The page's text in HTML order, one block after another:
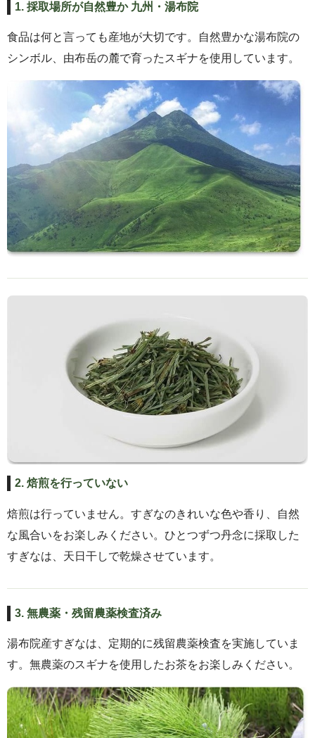
1. 採取場所が自然豊か 九州・湯布院
食品は何と言っても産地が大切です。自然豊かな湯布院の
シンボル、由布岳の麓で育ったスギナを使用しています。
2. 焙煎を行っていない
焙煎は行っていません。すぎなのきれいな色や香り、自然
な風合いをお楽しみください。ひとつずつ丹念に採取した
すぎなは、天日干しで乾燥させています。
3. 無農薬・残留農薬検査済み
湯布院産すぎなは、定期的に残留農薬検査を実施していま
す。無農薬のスギナを使用したお茶をお楽しみください。